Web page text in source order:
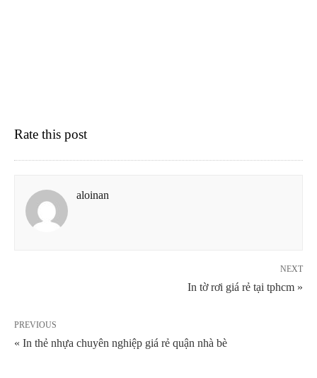
Rate this post
aloinan
NEXT
In tờ rơi giá rẻ tại tphcm »
PREVIOUS
« In thẻ nhựa chuyên nghiệp giá rẻ quận nhà bè